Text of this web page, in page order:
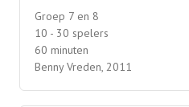
Groep 7 en 8
10 - 30 spelers
60 minuten
Benny Vreden, 2011